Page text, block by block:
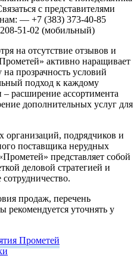
с представителями
— +7 (383) 373-40-85
51-02 (мобильный)
на отсутствие отзывов и
активно наращивает
на прозрачность условий
подход к каждому
расширение ассортимента
дополнительных услуг для
организаций, подрядчиков и
поставщика нерудных
представляет собой
деловой стратегией и
продаж, перечень
рекомендуется уточнять у
Прометей